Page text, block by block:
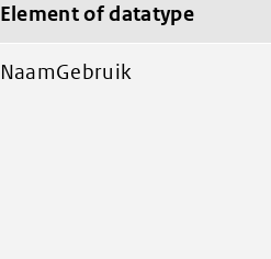
Element of datatype
NaamGebruik